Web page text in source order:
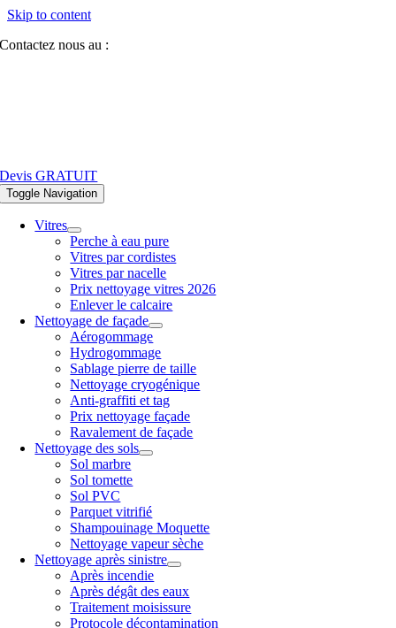
Skip to content
Contactez nous au :
Devis GRATUIT
Toggle Navigation
Vitres
Perche à eau pure
Vitres par cordistes
Vitres par nacelle
Prix nettoyage vitres 2026
Enlever le calcaire
Nettoyage de façade
Aérogommage
Hydrogommage
Sablage pierre de taille
Nettoyage cryogénique
Anti-graffiti et tag
Prix nettoyage façade
Ravalement de façade
Nettoyage des sols
Sol marbre
Sol tomette
Sol PVC
Parquet vitrifié
Shampouinage Moquette
Nettoyage vapeur sèche
Nettoyage après sinistre
Après incendie
Après dégât des eaux
Traitement moisissure
Protocole décontamination